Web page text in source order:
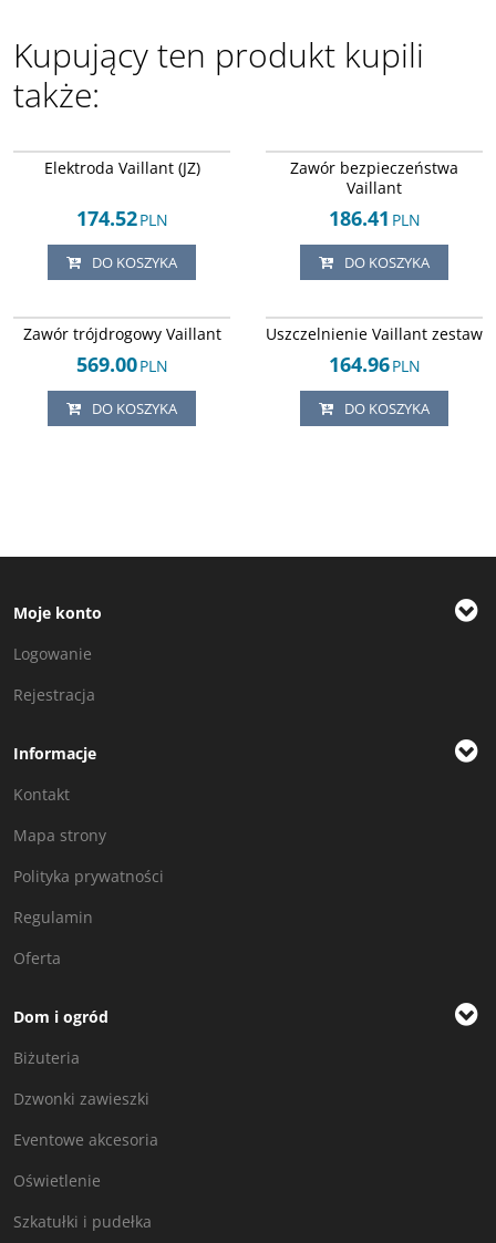
Kupujący ten produkt kupili
także:
Elektroda Vaillant (JZ)
174.52PLN
DO KOSZYKA
Zawór bezpieczeństwa
Vaillant
186.41 PLN
DO KOSZYKA
Zawór trójdrogowy Vaillant
569.00PLN
DO KOSZYKA
Uszczelnienie Vaillant zestaw
164.96PLN
DO KOSZYKA
Moje konto
Logowanie
Rejestracja
Informacje
Kontakt
Mapa strony
Polityka prywatności
Regulamin
Oferta
Dom i ogród
Biżuteria
Dzwonki zawieszki
Eventowe akcesoria
Oświetlenie
Szkatułki i pudełka